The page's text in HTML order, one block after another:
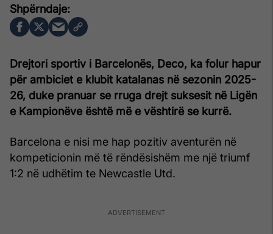
Drejtori sportiv i Barcelonës, Deco, ka folur hapur
për ambiciet e klubit katalanas në sezonin 2025-
26, duke pranuar se rruga drejt suksesit në Ligën
e Kampionëve është më e vështirë se kurrë.
Barcelona e nisi me hap pozitiv aventurën në
kompeticionin më të rëndësishëm me një triumf
1:2 në udhëtim te Newcastle Utd.